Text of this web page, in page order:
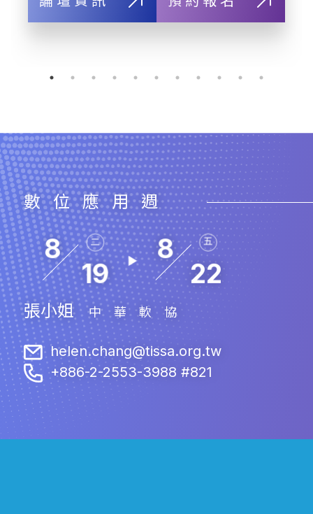
數位應用週
8
19
二 8
22
五
張小姐 中華軟協
helen.chang@tissa.org.tw
+886-2-2553-3988 #821